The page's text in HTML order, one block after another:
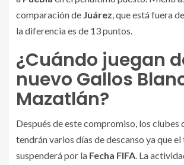
comparación de Juárez, que está fuera
la diferencia es de 13 puntos.
¿Cuándo juegan
nuevo Gallos
Mazatlán?
Después de este compromiso, los clubes
tendrán varios días de descanso ya que
suspenderá por la Fecha FIFA. La